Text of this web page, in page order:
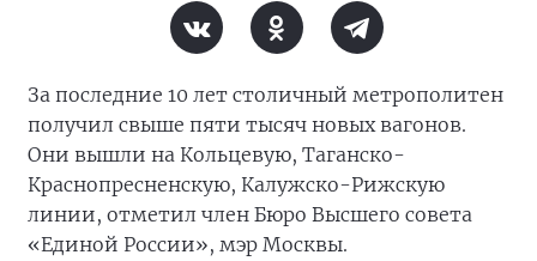
За последние 10 лет столичный метрополитен
получил свыше пяти тысяч новых вагонов.
Они вышли на Кольцевую, Таганско-
Краснопресненскую, Калужско-Рижскую
линии, отметил член Бюро Высшего совета
«Единой России», мэр Москвы.